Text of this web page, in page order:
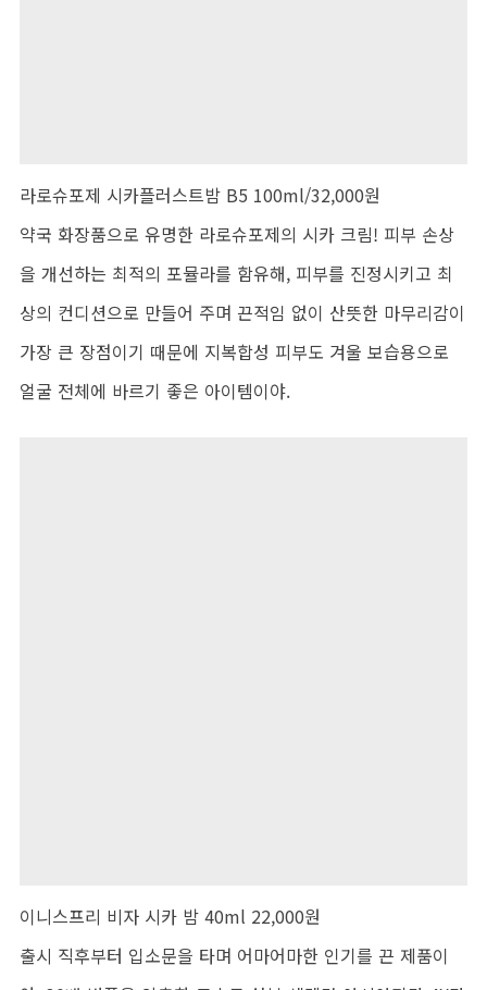
라로슈포제 시카플러스트밤 B5 100ml/32,000원
약국 화장품으로 유명한 라로슈포제의 시카 크림! 피부 손상
을 개선하는 최적의 포뮬라를 함유해, 피부를 진정시키고 최
상의 컨디션으로 만들어 주며 끈적임 없이 산뜻한 마무리감이
가장 큰 장점이기 때문에 지복합성 피부도 겨울 보습용으로
얼굴 전체에 바르기 좋은 아이템이야.
이니스프리 비자 시카 밤 40ml 22,000원
출시 직후부터 입소문을 타며 어마어마한 인기를 끈 제품이